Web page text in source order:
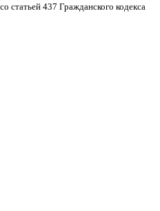
статьей 437 Гражданского кодекса